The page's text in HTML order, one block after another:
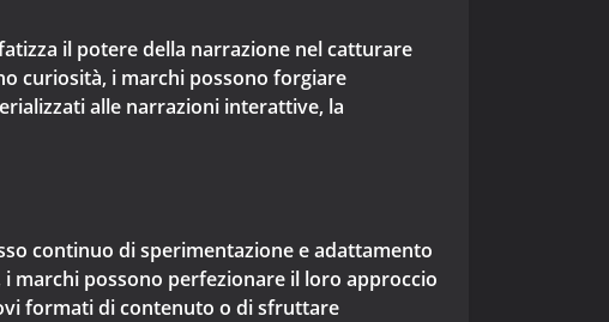
il potere della narrazione nel catturare
curiosità, i marchi possono forgiare
alle narrazioni interattive, la
continuo di sperimentazione e adattamento
marchi possono perfezionare il loro approccio
formati di contenuto o di sfruttare